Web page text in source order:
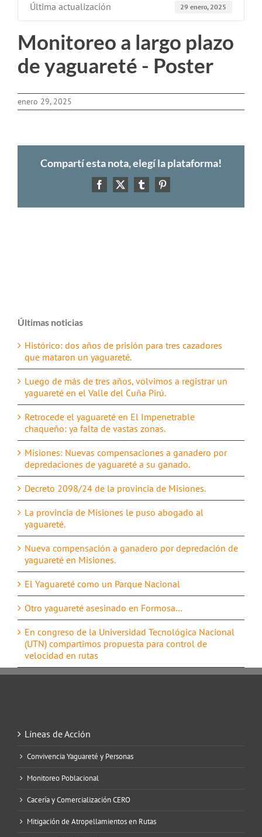
Última actualización 29 enero, 2025
Monitoreo a largo plazo
de yaguareté - Poster
enero 29, 2025
Compartí esta nota, elegí la plataforma!
Facebook
X TumblrPinterest
Últimas noticias
Histórico: dos años de prisión para tres cazadores
que mataron un yaguareté.
Luego de más de tres años, volvimos a registrar un
yaguareté en el Valle del Cuña Pirú.
Retrocede el yaguareté en El Impenetrable
chaqueño: ya falta de vastas zonas.
Misiones: Nuevas compensaciones a ganadero por
depredaciones de yaguareté a su ganado.
Decreto 2098/24 de la provincia de Misiones.
La provincia de Misiones le puso abogado al
yaguareté.
Nueva compensación a ganadero por depredación de
yaguareté en Misiones.
El Yaguareté como un Parque Nacional
Otro yaguareté asesinado en Formosa…
En congreso de la Universidad Tecnológica Nacional
(UTN) compartimos propuesta para control de
velocidad en rutas
Líneas de Acción
Convivencia Yaguareté y Personas
Monitoreo Poblacional
Cacería y Comercialización CERO
Mitigación de Atropellamientos en Rutas